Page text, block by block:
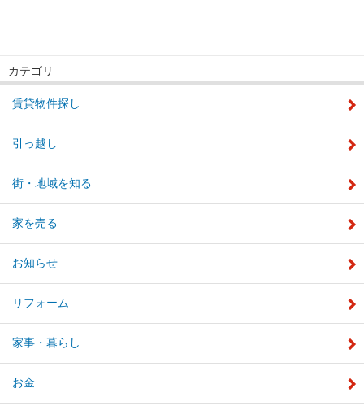
カテゴリ
賃貸物件探し
引っ越し
街・地域を知る
家を売る
お知らせ
リフォーム
家事・暮らし
お金